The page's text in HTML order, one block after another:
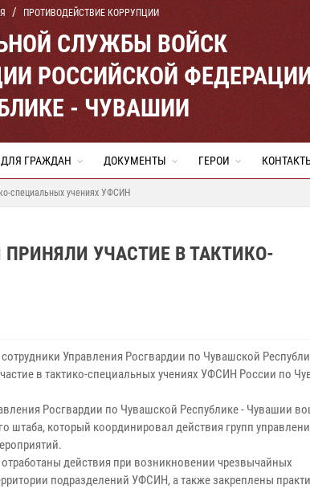
ПРОТИВОДЕЙСТВИЕ КОРРУПЦИИ
СЛУЖБЫ ВОЙСК
РОССИЙСКОЙ
- ЧУВАШИИ
ДЛЯ ГРАЖДАН ДОКУМЕНТЫ ГЕРОИ
специальных учениях УФСИН
УЧАСТИЕ В ТАКТИКО-
Управления Росгвардии по Чувашской
в тактико-специальных учениях УФСИН России по
Росгвардии по Чувашской Республике - Чувашии
штаба, который координировал действия групп
действия при возникновении чрезвычайных
подразделений УФСИН, а также закреплены